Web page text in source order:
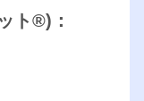
ト®︎)：